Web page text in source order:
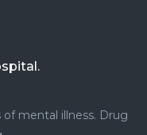
mental illness. Drug